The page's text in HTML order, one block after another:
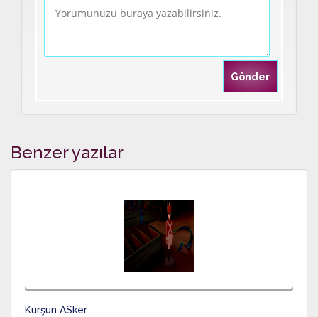
Benzer yazılar
Kurşun ASker